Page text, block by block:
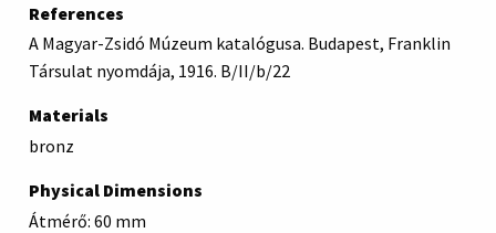
References
A Magyar-Zsidó Múzeum katalógusa. Budapest, Franklin
Társulat nyomdája, 1916. B/II/b/22
Materials
bronz
Physical Dimensions
Átmérő: 60 mm